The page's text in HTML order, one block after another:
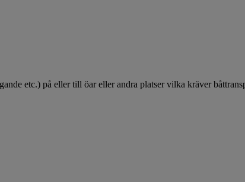
etc.) på eller till öar eller andra platser vilka kräver